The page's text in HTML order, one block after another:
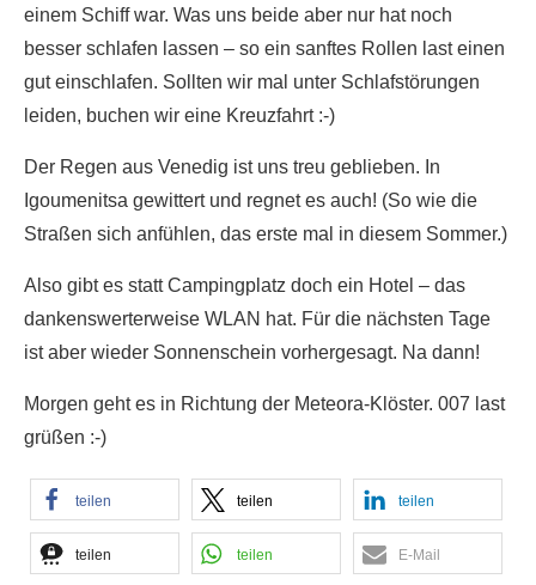
einem Schiff war. Was uns beide aber nur hat noch
besser schlafen lassen – so ein sanftes Rollen last einen
gut einschlafen. Sollten wir mal unter Schlafstörungen
leiden, buchen wir eine Kreuzfahrt :-)
Der Regen aus Venedig ist uns treu geblieben. In
Igoumenitsa gewittert und regnet es auch! (So wie die
Straßen sich anfühlen, das erste mal in diesem Sommer.)
Also gibt es statt Campingplatz doch ein Hotel – das
dankenswerterweise WLAN hat. Für die nächsten Tage
ist aber wieder Sonnenschein vorhergesagt. Na dann!
Morgen geht es in Richtung der Meteora-Klöster. 007 last
grüßen :-)
teilen teilen teilen
teilen teilen E-Mail